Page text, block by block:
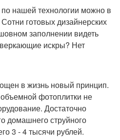
нашей технологии можно в
готовых дизайнерских
заполнении видеть
искры? Нет
в жизнь новый принцип.
фотоплитки не
Достаточно
домашнего струйного
3 - 4 тысячи рублей.